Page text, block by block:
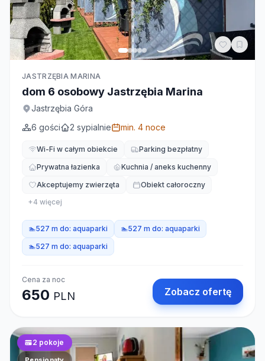
JASTRZĘBIA MARINA
dom 6 osobowy Jastrzębia Marina
Jastrzębia Góra
6 gości 2 sypialnie min. 4 noce
Wi-Fi w całym obiekcie
Parking bezpłatny
Prywatna łazienka
Kuchnia / aneks kuchenny
Akceptujemy zwierzęta
Obiekt całoroczny
+4 więcej
🏊527 m do: aquaparki 🏊527 m do: aquaparki
🏊527 m do: aquaparki
Cena za noc
650 PLN Zobacz ofertę
2 pokoje